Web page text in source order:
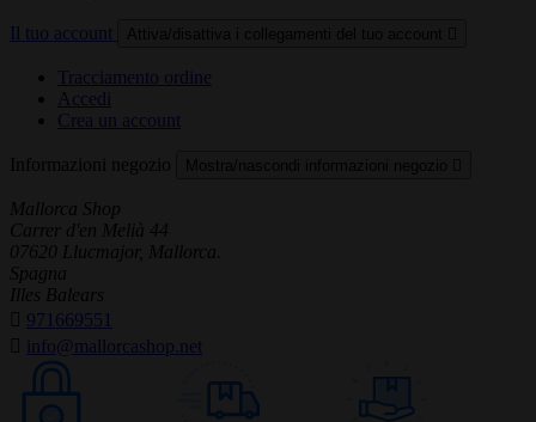
Il tuo account
Tracciamento ordine
Accedi
Crea un account
Informazioni negozio
Mallorca Shop
Carrer d'en Melià 44
07620 Llucmajor, Mallorca.
Spagna
Illes Balears
971669551
info@mallorcashop.net